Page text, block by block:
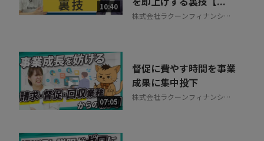
10:40
株式会社ラクーンフィナンシャ
07:05
督促に費やす時間を事業
成果に集中投下
株式会社ラクーンフィナンシャ